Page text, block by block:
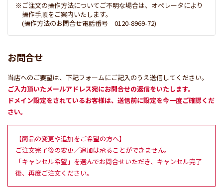
ご注文の操作方法についてご不明な場合は、オペレータにより
操作手順をご案内いたします。
(操作方法のお問合せ電話番号 0120-8969-72)
お問合せ
当店へのご要望は、下記フォームにご記入のうえ送信してください。
ご入力頂いたメールアドレス宛にお問合せの返信をいたします。
ドメイン設定をされているお客様は、送信前に設定を今一度ご確認くだ
さい。
【商品の変更や追加をご希望の方へ】
ご注文完了後の変更／追加は承ることができません。
「キャンセル希望」を選んでお問合せいただき、キャンセル完了
後、再度ご注文ください。